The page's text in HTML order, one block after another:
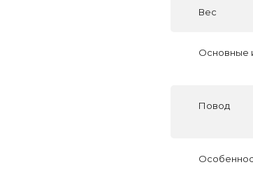
Вес
Основные
Повод